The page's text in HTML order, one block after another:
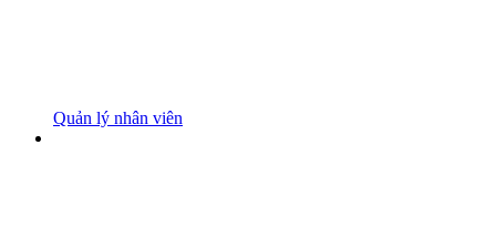
Quản lý nhân viên